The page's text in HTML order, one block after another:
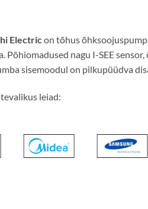
Electricon tõhus
Põhiomadused nagu I-SEE
sisemoodul on pilkupüüdva
leiad: